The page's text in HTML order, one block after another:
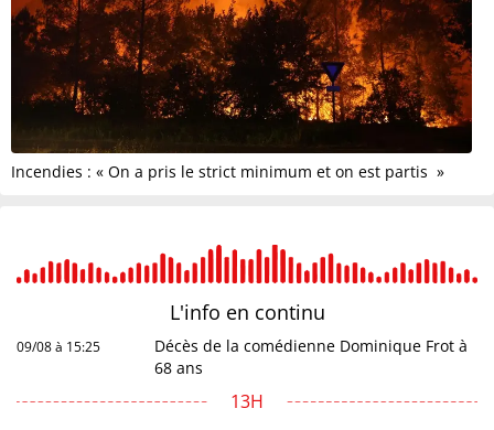
Incendies : « On a pris le strict minimum et on est partis »
L'info en continu
09/08 à 15:25
Décès de la comédienne Dominique Frot à
68 ans
13H